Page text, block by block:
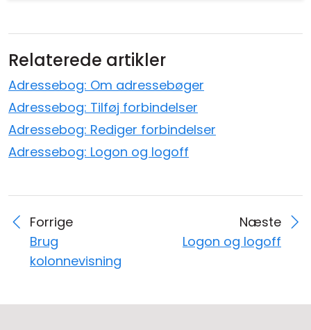
Relaterede artikler
Adressebog: Om adressebøger
Adressebog: Tilføj forbindelser
Adressebog: Rediger forbindelser
Adressebog: Logon og logoff
Forrige
Brug
kolonnevisning
Næste
Logon og logoff